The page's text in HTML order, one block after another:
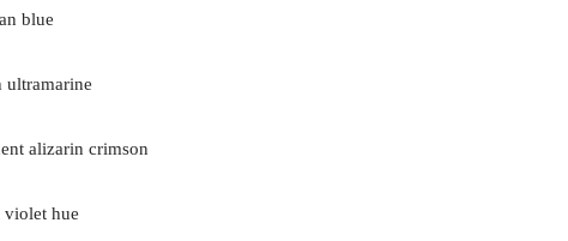
blue
ultramarine
alizarin crimson
hue